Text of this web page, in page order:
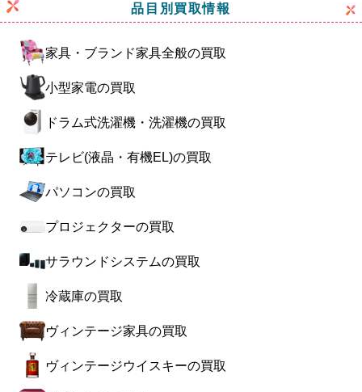
品目別買取情報
家具・ブランド家具全般の買取
小型家電の買取
ドラム式洗濯機・洗濯機の買取
テレビ(液晶・有機EL)の買取
パソコンの買取
プロジェクターの買取
サラウンドシステムの買取
冷蔵庫の買取
ヴィンテージ家具の買取
ヴィンテージウイスキーの買取